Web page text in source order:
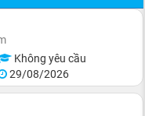
Không yêu cầu
29/08/2026